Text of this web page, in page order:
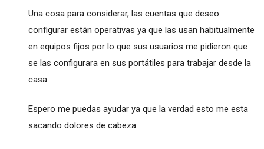
Una cosa para considerar, las cuentas que deseo
configurar están operativas ya que las usan habitualmente
en equipos fijos por lo que sus usuarios me pidieron que
se las configurara en sus portátiles para trabajar desde la
casa.
Espero me puedas ayudar ya que la verdad esto me esta
sacando dolores de cabeza